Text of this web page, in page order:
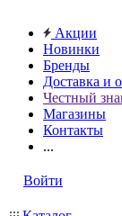
Акции
Новинки
Бренды
Доставка и
Честный
Магазины
Контакты
...
Войти